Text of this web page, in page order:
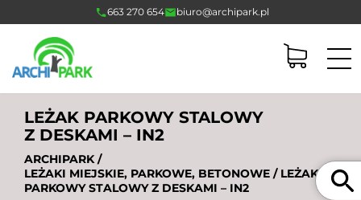
663 270 654 biuro@archipark.pl
LEŻAK PARKOWY STALOWY
Z DESKAMI – IN2
ARCHIPARK/
LEŻAKI MIEJSKIE, PARKOWE, BETONOWE / LEŻAK
PARKOWY STALOWY Z DESKAMI – IN2
Szukaj